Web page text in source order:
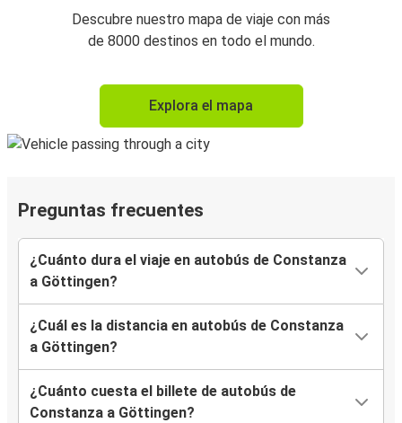
Descubre nuestro mapa de viaje con más
de 8000 destinos en todo el mundo.
Explora el mapa
Preguntas frecuentes
¿Cuánto dura el viaje en autobús de Constanza
a Göttingen?
¿Cuál es la distancia en autobús de Constanza
a Göttingen?
¿Cuánto cuesta el billete de autobús de
Constanza a Göttingen?